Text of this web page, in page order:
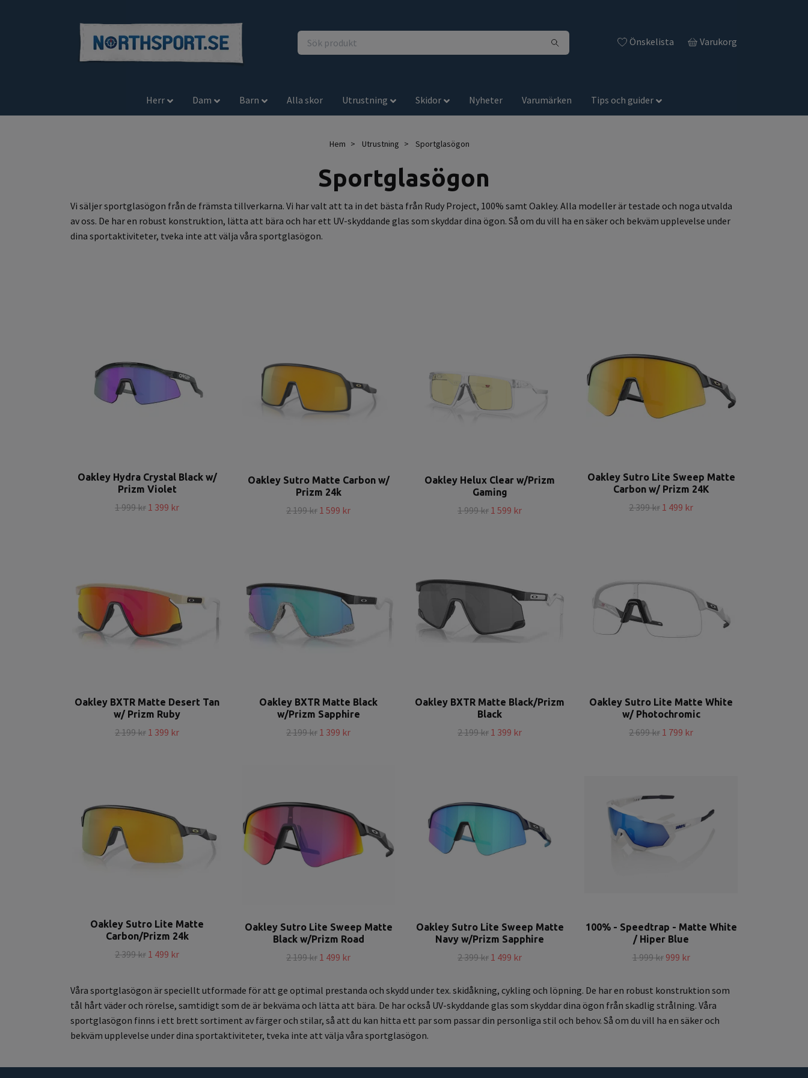
Önskelista Varukorg
Herr Dam Barn Alla skor Utrustning Skidor Nyheter Varumärken Tips och guider
Hem Utrustning Sportglasögon
Sportglasögon
Vi säljer sportglasögon från de främsta tillverkarna. Vi har valt att ta in det bästa från Rudy Project, 100% samt Oakley. Alla modeller är testade och noga utvalda
av oss. De har en robust konstruktion, lätta att bära och har ett UV-skyddande glas som skyddar dina ögon. Så om du vill ha en säker och bekväm upplevelse under
dina sportaktiviteter, tveka inte att välja våra sportglasögon.
Oakley Hydra Crystal Black w/
Prizm Violet
1 999 kr 1 399 kr
Oakley Sutro Matte Carbon w/
Prizm 24k
2 199 kr 1 599 kr
Oakley Helux Clear w/Prizm
Gaming
1 999 kr 1 599 kr
Oakley Sutro Lite Sweep Matte
Carbon w/ Prizm 24K
2 399 kr 1 499 kr
Oakley BXTR Matte Desert Tan
w/ Prizm Ruby
2 199 kr 1 399 kr
Oakley BXTR Matte Black
w/Prizm Sapphire
2 199 kr 1 399 kr
Oakley BXTR Matte Black/Prizm
Black
2 199 kr 1 399 kr
Oakley Sutro Lite Matte White
w/ Photochromic
2 699 kr 1 799 kr
Oakley Sutro Lite Matte
Carbon/Prizm 24k
2 399 kr 1 499 kr
Oakley Sutro Lite Sweep Matte
Black w/Prizm Road
2 199 kr 1 499 kr
Oakley Sutro Lite Sweep Matte
Navy w/Prizm Sapphire
2 399 kr 1 499 kr
100% - Speedtrap - Matte White
/ Hiper Blue
1 999 kr 999 kr
Våra sportglasögon är speciellt utformade för att ge optimal prestanda och skydd under tex. skidåkning, cykling och löpning. De har en robust konstruktion som
tål hårt väder och rörelse, samtidigt som de är bekväma och lätta att bära. De har också UV-skyddande glas som skyddar dina ögon från skadlig strålning. Våra
sportglasögon finns i ett brett sortiment av färger och stilar, så att du kan hitta ett par som passar din personliga stil och behov. Så om du vill ha en säker och
bekväm upplevelse under dina sportaktiviteter, tveka inte att välja våra sportglasögon.